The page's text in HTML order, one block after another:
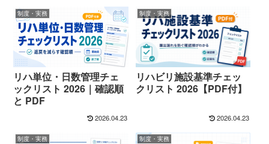
制度・実務
リハ単位・日数管理チェ
ックリスト 2026｜確認順
と PDF
2026.04.23
制度・実務
リハビリ施設基準チェッ
クリスト 2026【PDF付】
2026.04.23
制度・実務 制度・実務